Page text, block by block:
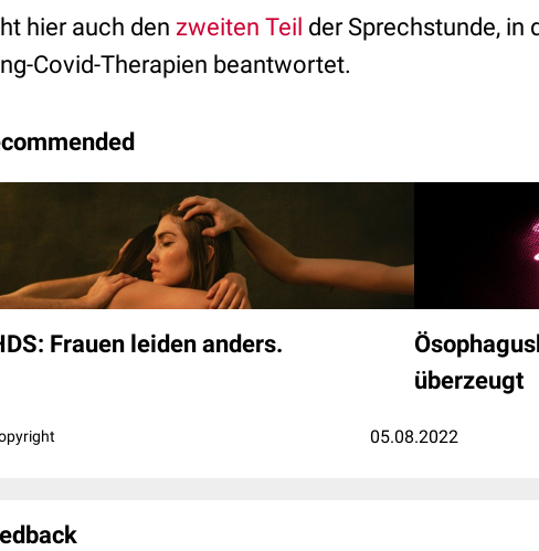
hier auch den zweiten Teil der Sprechstunde, in
Covid-Therapien beantwortet.
Frauen leiden anders.
überzeugt
05.08.2022